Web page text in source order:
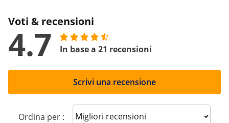
Voti & recensioni
4.7 In base a 21 recensioni
Scrivi una recensione
Ordina per : Sort reviews